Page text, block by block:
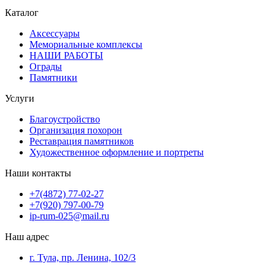
Каталог
Аксессуары
Мемориальные комплексы
НАШИ РАБОТЫ
Ограды
Памятники
Услуги
Благоустройство
Организация похорон
Реставрация памятников
Художественное оформление и портреты
Наши контакты
+7(4872) 77-02-27
+7(920) 797-00-79
ip-rum-025@mail.ru
Наш адрес
г. Тула, пр. Ленина, 102/3